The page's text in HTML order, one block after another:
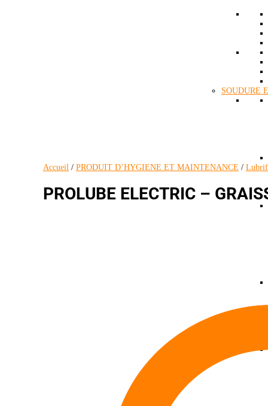
SOUDURE
Accueil / PRODUIT D’HYGIENE ET MAINTENANCE /
PROLUBE ELECTRIC –